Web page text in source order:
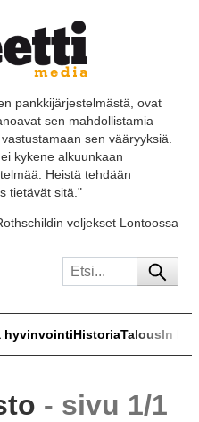
pankkijärjestelmästä, ovat
sen mahdollistamia
sen vääryyksiä.
kykene alkuunkaan
Heistä tehdään
tietävät sitä."
veljekset Lontoossa
hyvinvointiHistoriaTalousIn
- sivu 1/1